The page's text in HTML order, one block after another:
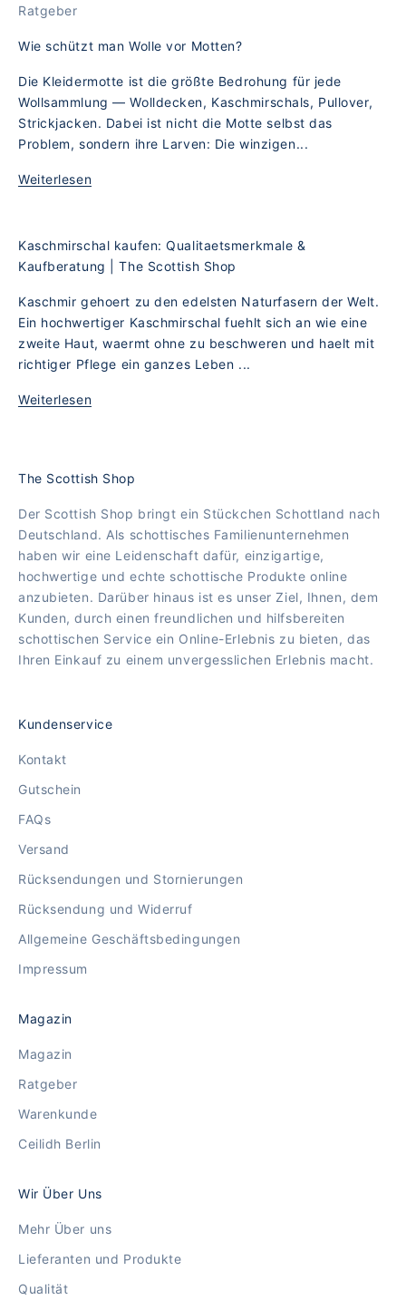
Ratgeber
Wie schützt man Wolle vor Motten?
Die Kleidermotte ist die größte Bedrohung für jede
Wollsammlung — Wolldecken, Kaschmirschals, Pullover,
Strickjacken. Dabei ist nicht die Motte selbst das
Problem, sondern ihre Larven: Die winzigen...
Weiterlesen
Kaschmirschal kaufen: Qualitaetsmerkmale &
Kaufberatung | The Scottish Shop
Kaschmir gehoert zu den edelsten Naturfasern der Welt.
Ein hochwertiger Kaschmirschal fuehlt sich an wie eine
zweite Haut, waermt ohne zu beschweren und haelt mit
richtiger Pflege ein ganzes Leben ...
Weiterlesen
The Scottish Shop
Der Scottish Shop bringt ein Stückchen Schottland nach
Deutschland. Als schottisches Familienunternehmen
haben wir eine Leidenschaft dafür, einzigartige,
hochwertige und echte schottische Produkte online
anzubieten. Darüber hinaus ist es unser Ziel, Ihnen, dem
Kunden, durch einen freundlichen und hilfsbereiten
schottischen Service ein Online-Erlebnis zu bieten, das
Ihren Einkauf zu einem unvergesslichen Erlebnis macht.
Kundenservice
Kontakt
Gutschein
FAQs
Versand
Rücksendungen und Stornierungen
Rücksendung und Widerruf
Allgemeine Geschäftsbedingungen
Impressum
Magazin
Magazin
Ratgeber
Warenkunde
Ceilidh Berlin
Wir Über Uns
Mehr Über uns
Lieferanten und Produkte
Qualität